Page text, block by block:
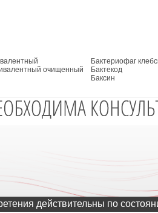
Бактериофаг
очищенный
Бактекод
Баксин
действительны по